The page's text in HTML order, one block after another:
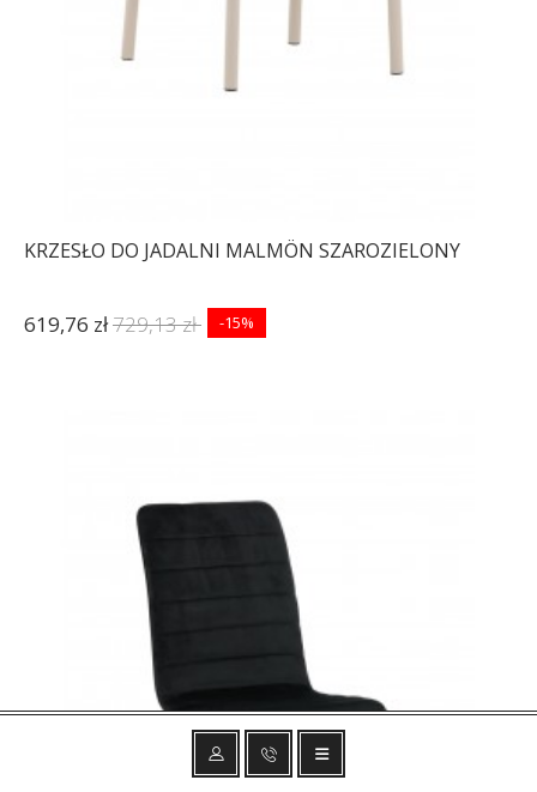
KRZESŁO DO JADALNI MALMÖN SZAROZIELONY
619,76 zł729,13 zł -15%